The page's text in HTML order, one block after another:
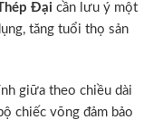
Đại cần lưu ý một
tăng tuổi thọ sản
giữa theo chiều dài
chiếc võng đảm bảo